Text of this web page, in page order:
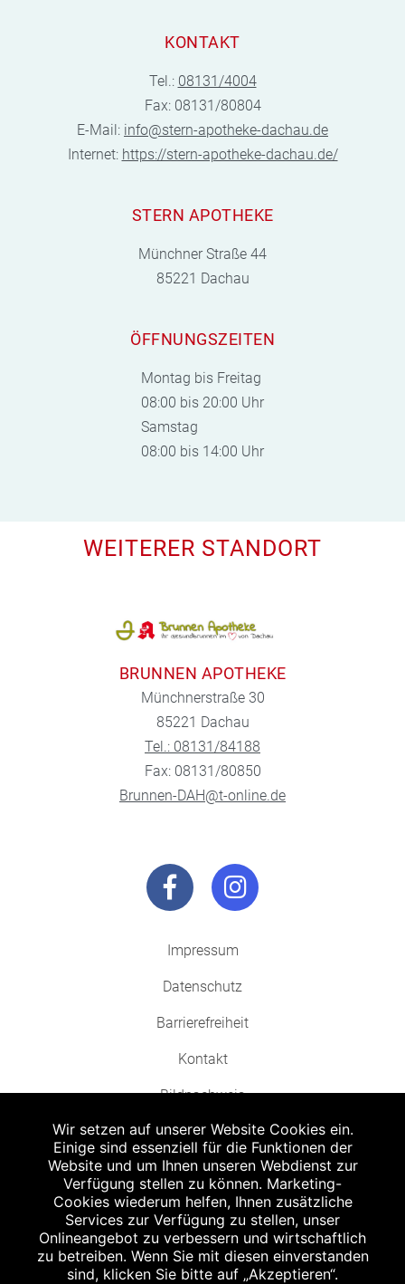
KONTAKT
Tel.: 08131/4004
Fax: 08131/80804
E-Mail: info@stern-apotheke-dachau.de
Internet: https://stern-apotheke-dachau.de/
STERN APOTHEKE
Münchner Straße 44
85221 Dachau
ÖFFNUNGSZEITEN
Montag bis Freitag
08:00 bis 20:00 Uhr
Samstag
08:00 bis 14:00 Uhr
WEITERER STANDORT
BRUNNEN APOTHEKE
Münchnerstraße 30
85221 Dachau
Tel.: 08131/84188
Fax: 08131/80850
Brunnen-DAH@t-online.de
Impressum
Datenschutz
Barrierefreiheit
Kontakt
Bildnachweis
Abgabe in haushaltsüblichen Mengen, solange der Vorrat reicht. Für Druck-
und Satzfehler keine Haftung.
Zu Risiken und Nebenwirkungen lesen Sie die Packungsbeilage und fragen
Sie Ihren Arzt oder Apotheker.
Angabe nach der deutschen Arzneimitteltaxe Apothekenerstattungspreis
Wir setzen auf unserer Website Cookies ein.
Einige sind essenziell für die Funktionen der
Website und um Ihnen unseren Webdienst zur
Verfügung stellen zu können. Marketing-
Cookies wiederum helfen, Ihnen zusätzliche
Services zur Verfügung zu stellen, unser
Onlineangebot zu verbessern und wirtschaftlich
zu betreiben. Wenn Sie mit diesen einverstanden
sind, klicken Sie bitte auf „Akzeptieren“.